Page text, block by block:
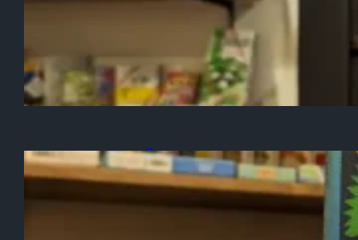
2024/02/07
「トップテン」入荷のお知ら
せ
Games
2024/02/06